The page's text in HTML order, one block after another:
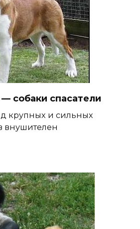
собаки спасатели
крупных и сильных
внушителен